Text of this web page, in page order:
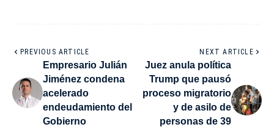
PREVIOUS ARTICLE
Empresario Julián
Jiménez condena
acelerado
endeudamiento del
Gobierno
NEXT ARTICLE
Juez anula política
Trump que pausó
proceso migratorio
y de asilo de
personas de 39